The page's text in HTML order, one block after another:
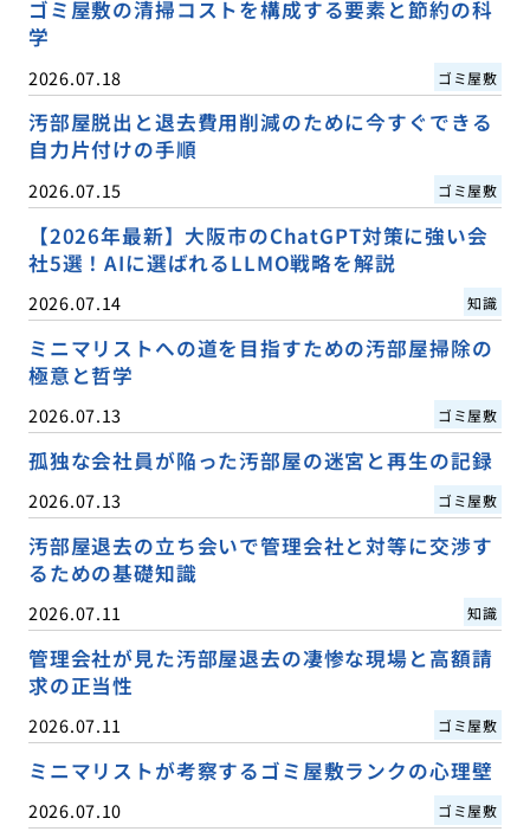
ゴミ屋敷の清掃コストを構成する要素と節約の科
学
2026.07.18 ゴミ屋敷
汚部屋脱出と退去費用削減のために今すぐできる
自力片付けの手順
2026.07.15 ゴミ屋敷
【2026年最新】大阪市のChatGPT対策に強い会
社5選！AIに選ばれるLLMO戦略を解説
2026.07.14 知識
ミニマリストへの道を目指すための汚部屋掃除の
極意と哲学
2026.07.13 ゴミ屋敷
孤独な会社員が陥った汚部屋の迷宮と再生の記録
2026.07.13 ゴミ屋敷
汚部屋退去の立ち会いで管理会社と対等に交渉す
るための基礎知識
2026.07.11 知識
管理会社が見た汚部屋退去の凄惨な現場と高額請
求の正当性
2026.07.11 ゴミ屋敷
ミニマリストが考察するゴミ屋敷ランクの心理壁
2026.07.10 ゴミ屋敷